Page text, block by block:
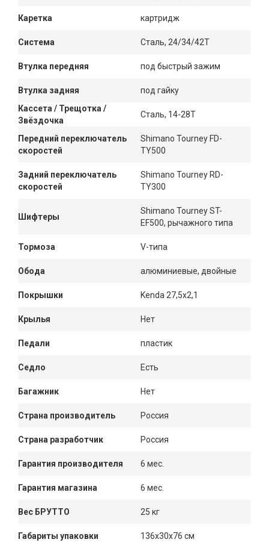
Каретка картридж
Система Сталь, 24/34/42Т
Втулка передняя под быстрый зажим
Втулка задняя
под гайку
Кассета / Трещотка /
Звёздочка
Сталь, 14-28Т
Передний переключатель
скоростей
Shimano Tourney FD-
TY500
Задний переключатель
скоростей
Shimano Tourney RD-
TY300
Шифтеры
Shimano Tourney ST-
EF500, рычажного типа
Тормоза V-типа
Обода алюминиевые, двойные
Покрышки Kenda 27,5x2,1
Крылья Нет
Педали пластик
Седло Есть
Багажник Нет
Страна производитель Россия
Страна разработчик Россия
Гарантия производителя 6 мес.
Гарантия магазина 6 мес.
Вес БРУТТО 25 кг
Габариты упаковки 136x30x76 см